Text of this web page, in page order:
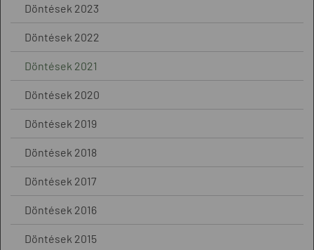
Döntések 2023
Döntések 2022
Döntések 2021
Döntések 2020
Döntések 2019
Döntések 2018
Döntések 2017
Döntések 2016
Döntések 2015